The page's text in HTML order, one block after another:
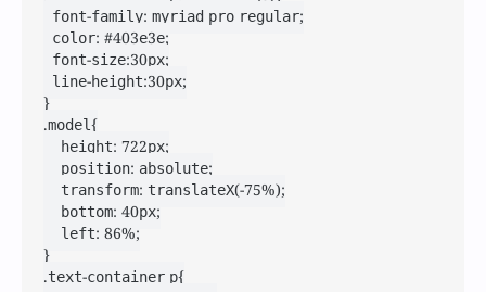
}
.model{
    height: 722px;
    position: absolute;
    transform: translateX(-75%);
    bottom: 40px;
    left: 86%;
}
.text-container p{